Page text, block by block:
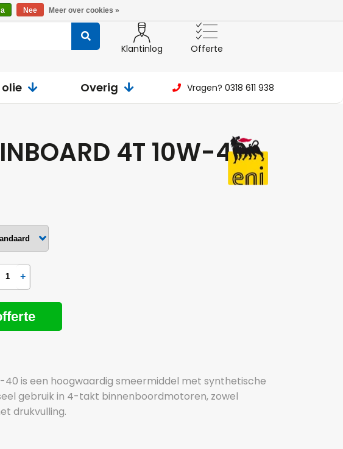
Klantinlog Offerte
Overig Vragen? 0318 611 938
4T 10W-40
40 is een hoogwaardig smeermiddel met synthetische
gebruik in 4-takt binnenboordmotoren, zowel
drukvulling.
Nee Meer over cookies »